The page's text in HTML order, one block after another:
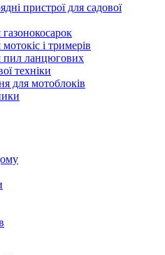
пристрої для садової
і тримерів
пил ланцюгових
техніки
для мотоблоків